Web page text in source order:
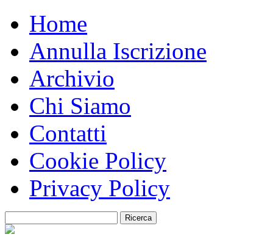
Home
Annulla Iscrizione
Archivio
Chi Siamo
Contatti
Cookie Policy
Privacy Policy